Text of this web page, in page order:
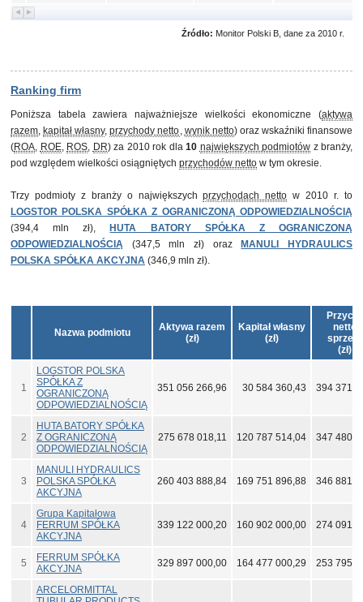
Źródło: Monitor Polski B, dane za 2010 r.
Ranking firm
Poniższa tabela zawiera najważniejsze wielkości ekonomiczne (aktywa
razem, kapitał własny,przychody netto, wynik netto) oraz wskaźniki finansowe
(ROA, ROE, ROS, DR) za 2010 rok dla 10 największych podmiotów z branży,
pod względem wielkości osiągniętych przychodów netto w tym okresie.
Trzy podmioty z branży o największychprzychodach netto w 2010 r. to
LOGSTOR POLSKA SPÓŁKA Z OGRANICZONĄ ODPOWIEDZIALNOŚCIĄ
(394,4 mln zł),
HUTA BATORY SPÓŁKA Z OGRANICZONĄ
ODPOWIEDZIALNOŚCIĄ (347,5 mln zł) oraz
MANULI HYDRAULICS
POLSKA SPÓŁKA AKCYJNA (346,9 mln zł).
Nazwa podmiotu
Aktywa razem
(zł)
Kapitał własny
(zł)
netto
(zł)
1
LOGSTOR POLSKA
SPÓŁKA Z
OGRANICZONĄ
ODPOWIEDZIALNOŚCIĄ
351 056 266,96 30 584 360,43 394 371
2
HUTA BATORY SPÓŁKA
Z OGRANICZONĄ
ODPOWIEDZIALNOŚCIĄ
275 678 018,11 120 787 514,04 347 480
3
MANULI HYDRAULICS
POLSKA SPÓŁKA
AKCYJNA
260 403 888,84 169 751 896,88 346 881
4
Grupa Kapitałowa
FERRUM SPÓŁKA
AKCYJNA
339 122 000,20 160 902 000,00 274 091
5
FERRUM SPÓŁKA
AKCYJNA
329 897 000,00 164 477 000,29 253 795
ARCELORMITTAL